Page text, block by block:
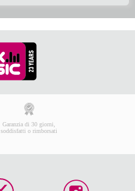
Garanzia di 30 giorni,
soddisfatti o rimborsati